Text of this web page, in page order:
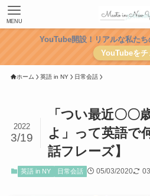
MENU
YouTube開設！リアルな私た
YouTubeをチ
ホーム 英語 in NY 日常会話
「つい最近〇〇
よ」って英語で
話フレーズ】
2022
3/19
英語 in NY 日常会話 05/03/2020